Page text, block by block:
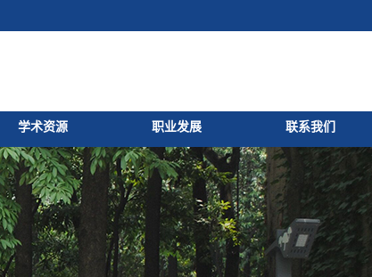
学术资源 职业发展 联系我们